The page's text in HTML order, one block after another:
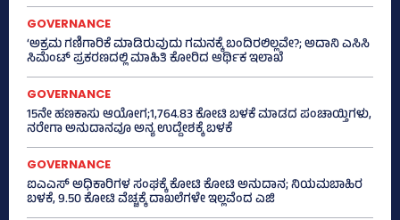
GOVERNANCE
‘ಅಕ್ರಮ ಗಣಿಗಾರಿಕೆ ಮಾಡಿರುವುದು ಗಮನಕ್ಕೆ ಬಂದಿರಲಿಲ್ಲವೇ?; ಅದಾನಿ ಎಸಿಸಿ
ಸಿಮೆಂಟ್ ಪ್ರಕರಣದಲ್ಲಿ ಮಾಹಿತಿ ಕೋರಿದ ಆರ್ಥಿಕ ಇಲಾಖೆ
GOVERNANCE
15ನೇ ಹಣಕಾಸು ಆಯೋಗ;1,764.83 ಕೋಟಿ ಬಳಕೆ ಮಾಡದ ಪಂಚಾಯ್ತಿಗಳು,
ನರೇಗಾ ಅನುದಾನವೂ ಅನ್ಯ ಉದ್ದೇಶಕ್ಕೆ ಬಳಕೆ
GOVERNANCE
ಐಎಎಸ್‌ ಅಧಿಕಾರಿಗಳ ಸಂಘಕ್ಕೆ ಕೋಟಿ ಕೋಟಿ ಅನುದಾನ; ನಿಯಮಬಾಹಿರ
ಬಳಕೆ, 9.50 ಕೋಟಿ ವೆಚ್ಚಕ್ಕೆ ದಾಖಲೆಗಳೇ ಇಲ್ಲವೆಂದ ಎಜಿ